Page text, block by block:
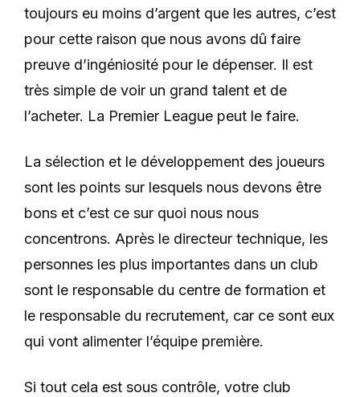
toujours eu moins d’argent que les autres, c’est
pour cette raison que nous avons dû faire
preuve d’ingéniosité pour le dépenser. Il est
très simple de voir un grand talent et de
l’acheter. La Premier League peut le faire.
La sélection et le développement des joueurs
sont les points sur lesquels nous devons être
bons et c’est ce sur quoi nous nous
concentrons. Après le directeur technique, les
personnes les plus importantes dans un club
sont le responsable du centre de formation et
le responsable du recrutement, car ce sont eux
qui vont alimenter l’équipe première.
Si tout cela est sous contrôle, votre club